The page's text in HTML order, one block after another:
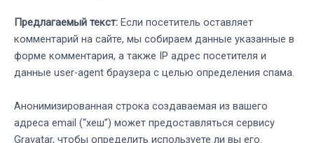
Предлагаемый текст: Если посетитель оставляет
комментарий на сайте, мы собираем данные указанные в
форме комментария, а также IP адрес посетителя и
данные user-agent браузера с целью определения спама.
Анонимизированная строка создаваемая из вашего
адреса email (“хеш”) может предоставляться сервису
Gravatar, чтобы определить используете ли вы его.